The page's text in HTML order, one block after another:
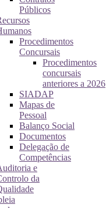
Públicos
Procedimentos
Concursais
Procedimentos
concursais
anteriores a 2026
SIADAP
Mapas de
Pessoal
Balanço Social
Documentos
Delegação de
Competências
e
da